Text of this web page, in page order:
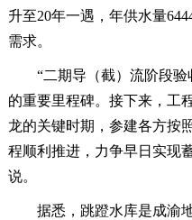
升至20年一遇，年供水量
需求。
“二期导（截）流阶段
的重要里程碑。接下来，工
龙的关键时期，参建各方按
程顺利推进，力争早日实现
说。
据悉，跳蹬水库是成渝